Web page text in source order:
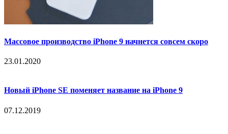
Массовое производство iPhone 9 начнется совсем скоро
23.01.2020
Новый iPhone SE поменяет название на iPhone 9
07.12.2019